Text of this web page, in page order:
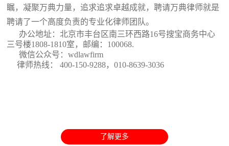
瞩，凝聚万典力量，追求追求卓越成就，聘请万典律师就是
聘请了一个高度负责的专业化律师团队。
办公地址：北京市丰台区南三环西路16号搜宝商务中心
三号楼1808-1810室 ，邮编：100068.
微信公众号：wdlawfirm
律师热线： 400-150-9288，010-8639-3036
了解更多